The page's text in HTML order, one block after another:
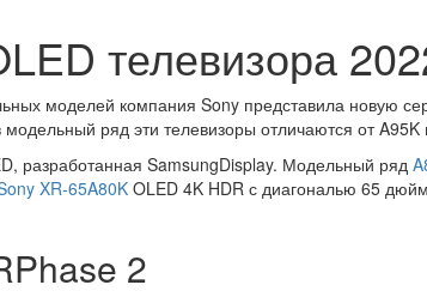
телевизора
моделей компания Sony представила новую
ряд эти телевизоры отличаются от A95K
разработанная SamsungDisplay. Модельный ряд
XR-65A80K OLED 4K HDR с диагональю 65
2